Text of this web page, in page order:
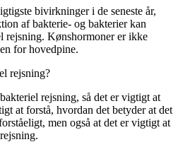
bivirkninger i de seneste år,
af bakterie- og bakterier kan
Kønshormoner er ikke
for hovedpine.
rejsning?
rejsning, så det er vigtigt at
at forstå, hvordan det betyder at det
men også at det er vigtigt at